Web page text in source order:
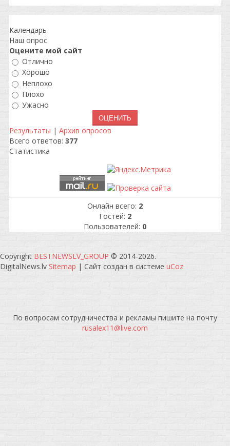
Календарь
Наш опрос
Оцените мой сайт
Отлично
Хорошо
Неплохо
Плохо
Ужасно
Результаты | Архив опросов
Всего ответов: 377
Статистика
Онлайн всего: 2
Гостей: 2
Пользователей: 0
Copyright BESTNEWSLV_GROUP © 2014-2026.
DigitalNews.lv Sitemap | Сайт создан в системе uCoz
По вопросам сотрудничества и рекламы пишите на почту
rusalex11@live.com